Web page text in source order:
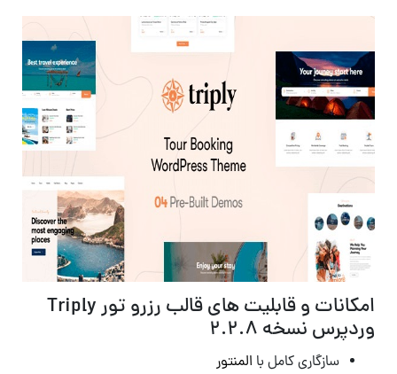
امکانات و قابلیت های قالب رزرو تور Triply
وردپرس نسخه 2.2.8
سازگاری کامل با المنتور